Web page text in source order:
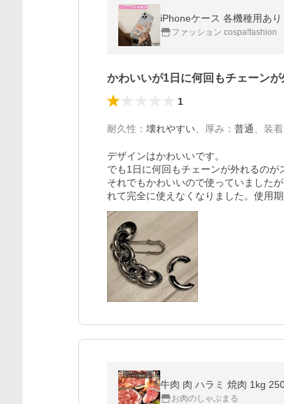
iPhoneケース 各機種用あ
ファッション cospa!fashion
かわいいが1日に何回もチェーンが
1
耐久性 ： 壊れやすい 厚み ： 普通 装
デザインはかわいいです。
でも1日に何回もチェーンが外れるのが
それでもかわいいので使っていました
れて完全に使えなくなりました。使用
牛肉 肉 ハラミ 焼肉 1kg
お肉のしゃぶまる